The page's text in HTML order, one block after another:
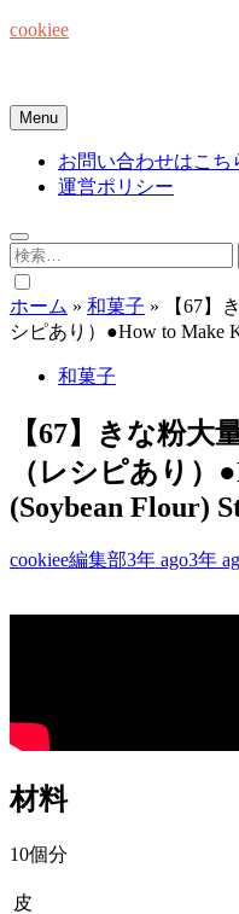
Skip
cookiee
Menu
お問い合わせはこち
運営ポリシー
検
索:
ホーム » 和菓子 »
【67】
シピあり）●How to Make
和菓子
【67】きな粉大
（レシピあり）
(Soybean Flour)
cookiee編集部3年 ago3年
材料
10個分
皮